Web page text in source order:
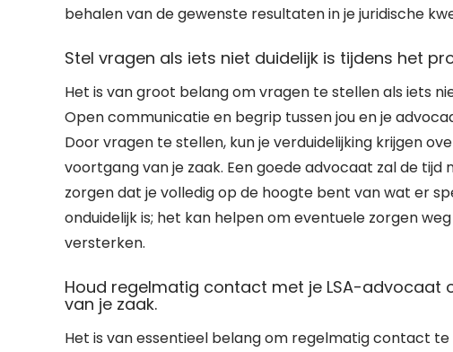
behalen van de gewenste resultaten in je juridische
Stel vragen als iets niet duidelijk is tijdens het
Het is van groot belang om vragen te stellen als iets
Open communicatie en begrip tussen jou en je
Door vragen te stellen, kun je verduidelijking krijgen
voortgang van je zaak. Een goede advocaat zal de
zorgen dat je volledig op de hoogte bent van wat er
onduidelijk is; het kan helpen om eventuele zorgen
versterken.
Houd regelmatig contact met je LSA-
van je zaak.
Het is van essentieel belang om regelmatig contact